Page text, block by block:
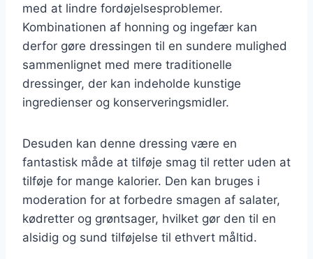
med at lindre fordøjelsesproblemer.
Kombinationen af honning og ingefær kan
derfor gøre dressingen til en sundere mulighed
sammenlignet med mere traditionelle
dressinger, der kan indeholde kunstige
ingredienser og konserveringsmidler.
Desuden kan denne dressing være en
fantastisk måde at tilføje smag til retter uden at
tilføje for mange kalorier. Den kan bruges i
moderation for at forbedre smagen af salater,
kødretter og grøntsager, hvilket gør den til en
alsidig og sund tilføjelse til ethvert måltid.